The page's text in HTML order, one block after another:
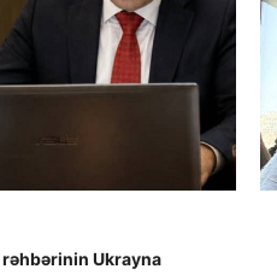
Ukrayna